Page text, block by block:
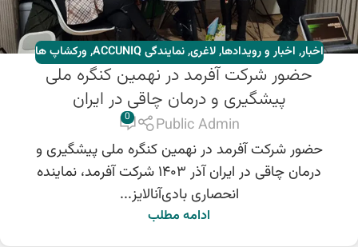
اخبار, اخبار و رویدادها,لاغری,نمایندگی ACCUNIQ , ورکشاپ ها
حضور شرکت آفرمد در نهمین کنگره ملی
پیشگیری و درمان چاقی در ایران
Public Admin
0
حضور شرکت آفرمد در نهمین کنگره ملی پیشگیری و
درمان چاقی در ایران آذر ۱۴۰۳ شرکت آفرمد، نماینده
انحصاری بادی‌آنالایز...
ادامه مطلب